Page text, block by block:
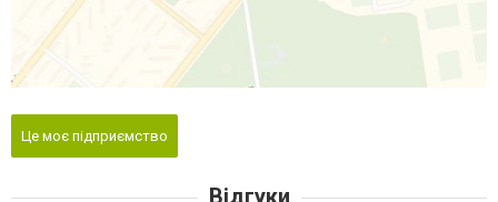
Це моє підприємство
Відгуки